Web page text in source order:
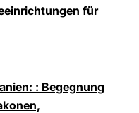
für
: Begegnung